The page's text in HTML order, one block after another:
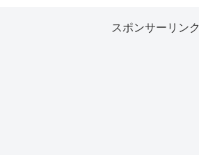
スポンサーリンク